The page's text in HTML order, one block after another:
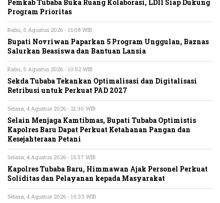
Pemkab Tubaba Buka Ruang Kolaborasi, LDII Siap Dukung
Program Prioritas
Rabu, 5 Agustus 2026 - 16:08 WIB
Bupati Novriwan Paparkan 5 Program Unggulan, Baznas
Salurkan Beasiswa dan Bantuan Lansia
Rabu, 5 Agustus 2026 - 10:52 WIB
Sekda Tubaba Tekankan Optimalisasi dan Digitalisasi
Retribusi untuk Perkuat PAD 2027
Selasa, 4 Agustus 2026 - 21:30 WIB
Selain Menjaga Kamtibmas, Bupati Tubaba Optimistis
Kapolres Baru Dapat Perkuat Ketahanan Pangan dan
Kesejahteraan Petani
Selasa, 4 Agustus 2026 - 16:37 WIB
Kapolres Tubaba Baru, Himmawan Ajak Personel Perkuat
Soliditas dan Pelayanan kepada Masyarakat
Selasa, 4 Agustus 2026 - 15:33 WIB